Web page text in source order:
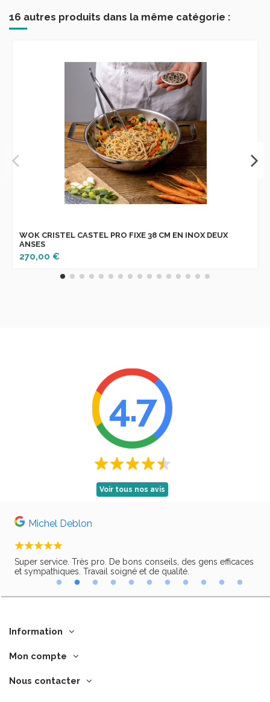
16 autres produits dans la même catégorie :
WOK CRISTEL CASTEL PRO FIXE 38 CM EN INOX DEUX
ANSES
270,00 €
4.7
Voir tous nos avis
Michel Deblon
Super service. Très pro. De bons conseils, des gens efficaces
et sympathiques. Travail soigné et de qualité.
Information
Mon compte
Nous contacter